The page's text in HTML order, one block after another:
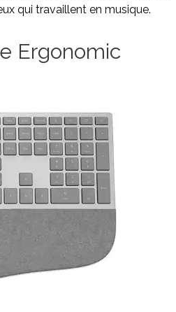
qui travaillent en musique.
Ergonomic